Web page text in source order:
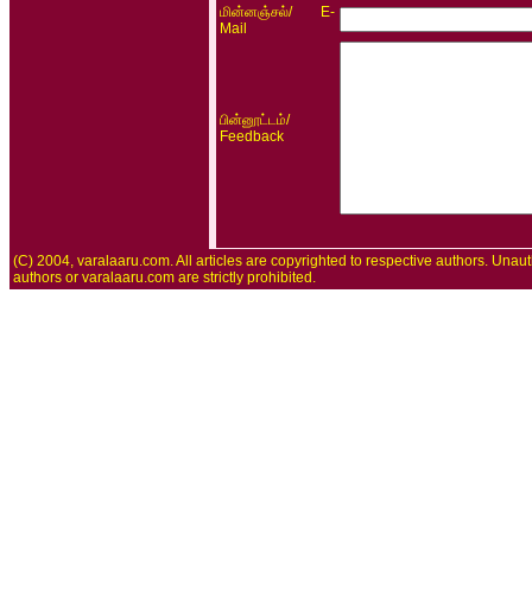
மின்னஞ்சல்/ E-
Mail
பின்னூட்டம்/
Feedback
(C) 2004, varalaaru.com. All articles are copyrighted to respective authors.
authors or varalaaru.com are strictly prohibited.